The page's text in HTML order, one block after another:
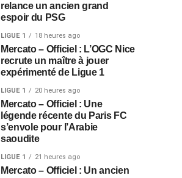
relance un ancien grand
espoir du PSG
LIGUE 1 18 heures ago
Mercato – Officiel : L’OGC Nice
recrute un maître à jouer
expérimenté de Ligue 1
LIGUE 1 20 heures ago
Mercato – Officiel : Une
légende récente du Paris FC
s’envole pour l’Arabie
saoudite
LIGUE 1 21 heures ago
Mercato – Officiel : Un ancien